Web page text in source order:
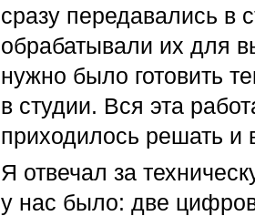
сразу передавались в
обрабатывали их для
нужно было готовить
в студии. Вся эта
приходилось решать и
Я отвечал за
у нас было: две